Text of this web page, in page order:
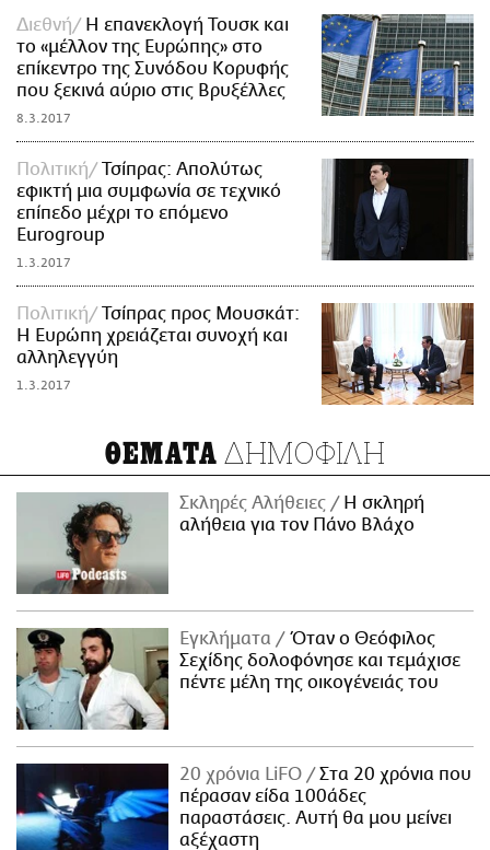
Διεθνή
Η επανεκλογή Τουσκ και
το «μέλλον της Ευρώπης» στο
επίκεντρο της Συνόδου Κορυφής
που ξεκινά αύριο στις Βρυξέλλες
8.3.2017
Πολιτική
Τσίπρας: Απολύτως
εφικτή μια συμφωνία σε τεχνικό
επίπεδο μέχρι το επόμενο
Eurogroup
1.3.2017
Πολιτική
Τσίπρας προς Μουσκάτ:
Η Ευρώπη χρειάζεται συνοχή και
αλληλεγγύη
1.3.2017
ΘΕΜΑΤΑ ΔΗΜΟΦΙΛΗ
Σκληρές Αλήθειες
H σκληρή
αλήθεια για τον Πάνο Βλάχο
Εγκλήματα
Όταν ο Θεόφιλος
Σεχίδης δολοφόνησε και τεμάχισε
πέντε μέλη της οικογένειάς του
20 χρόνια LiFO
Στα 20 χρόνια που
πέρασαν είδα 100άδες
παραστάσεις. Αυτή θα μου μείνει
αξέχαστη